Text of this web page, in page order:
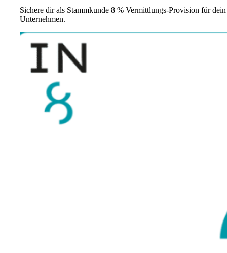
Sichere dir als Stammkunde 8 % Vermittlungs-Provision für dein
Unternehmen.